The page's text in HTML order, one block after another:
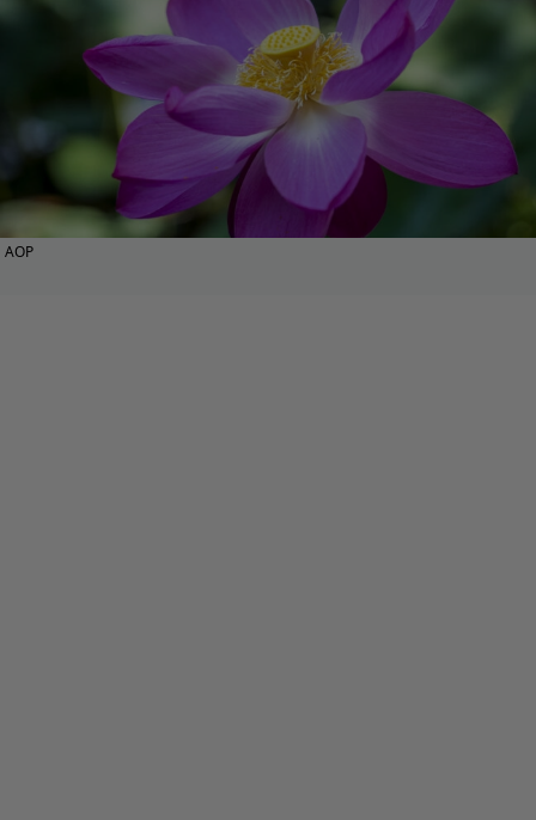
AOP